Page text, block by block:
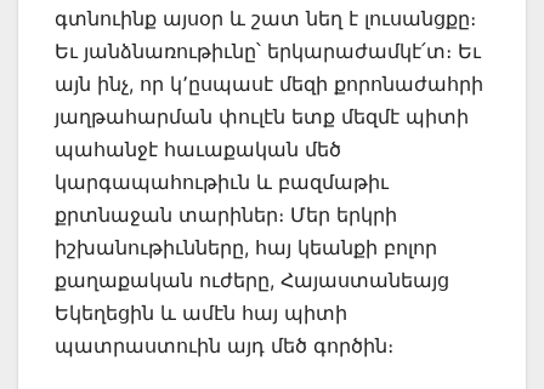
գտնուինք այսօր և շատ նեղ է լուսանցքը։
Եւ յանձնառութիւնը՝ երկարաժամկէ՛տ։ Եւ
այն ինչ, որ կ՚ըսպասէ մեզի քորոնաժահրի
յաղթահարման փուլէն ետք մեզմէ պիտի
պահանջէ հաւաքական մեծ
կարգապահութիւն և բազմաթիւ
քրտնաջան տարիներ։ Մեր երկրի
իշխանութիւնները, հայ կեանքի բոլոր
քաղաքական ուժերը, Հայաստանեայց
Եկեղեցին և ամէն հայ պիտի
պատրաստուին այդ մեծ գործին։